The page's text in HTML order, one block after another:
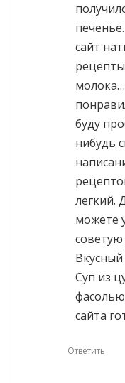
сайт
буду
нибудь
легкий.
можете
Вкусный
Суп из
сайта
Ответить